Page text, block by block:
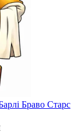
Браво Старс